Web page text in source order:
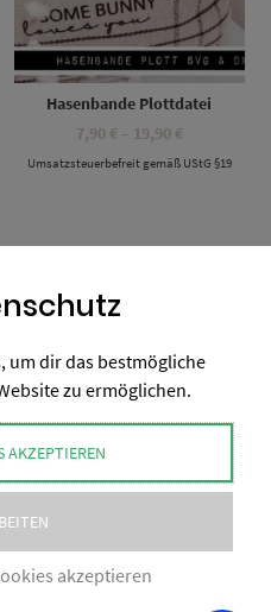
Hasenbande Plottdatei
7,90 € – 19,90 €
bis
Umsatzsteuerbefreit gemäß UStG §19
23 24 25
DATENSCHUTZ
um dir das bestmögliche
zu ermöglichen.
AKZEPTIEREN
akzeptieren